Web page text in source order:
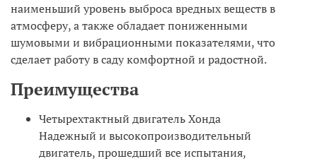
наименьший уровень выброса вредных веществ в
атмосферу, а также обладает пониженными
шумовыми и вибрационными показателями, что
сделает работу в саду комфортной и радостной.
Преимущества
Четырехтактный двигатель Хонда
Надежный и высокопроизводительный
двигатель, прошедший все испытания,